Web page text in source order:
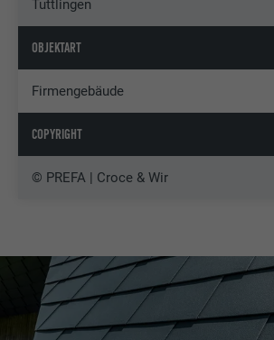
Tuttlingen
OBJEKTART
Firmengebäude
COPYRIGHT
© PREFA | Croce & Wir